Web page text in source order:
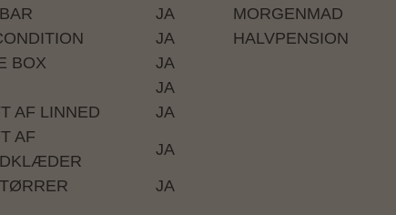
JA
JA
BOX
JA
JA
AF LINNED
JA
AF
JA
JA
MORGENMAD
HALVPENSION